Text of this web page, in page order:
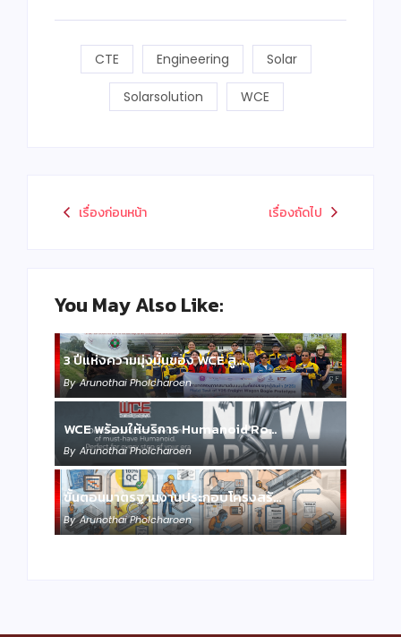
CTE Engineering Solar
Solarsolution WCE
เรื่องก่อนหน้า เรื่องถัดไป
You May Also Like:
3 ปีแห่งความมุ่งมั่นของ WCE สู…
By Arunothai Pholcharoen
WCE พร้อมให้บริการ Humanoid Ro…
By Arunothai Pholcharoen
ขั้นตอนมาตรฐานงานประกอบโครงสร้…
By Arunothai Pholcharoen